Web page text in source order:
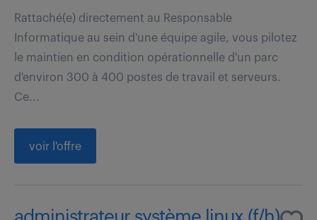
Rattaché(e) directement au Responsable
Informatique au sein d'une équipe agile, vous pilotez
le maintien en condition opérationnelle d'un parc
d'environ 300 à 400 postes de travail et serveurs.
Ce...
voir l'offre